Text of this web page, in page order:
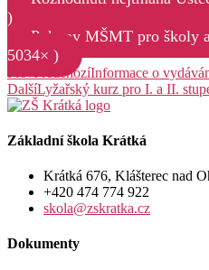
)
Pokyny MŠMT pro školy
5034× )
PředchozíInformace o
DalšíLyžařský kurz pro I. a II.
Základní škola Krátká
Krátká 676, Klášterec nad
+420 474 774 922
skola@zskratka.cz
Dokumenty